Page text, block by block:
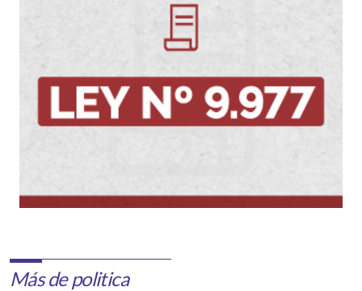
Más de politica